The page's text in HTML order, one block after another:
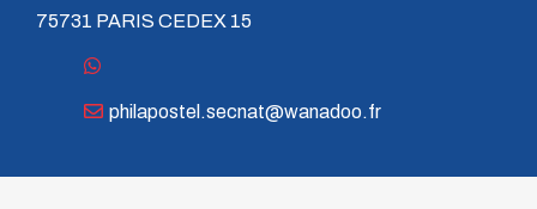
75731 PARIS CEDEX 15
philapostel.secnat@wanadoo.fr